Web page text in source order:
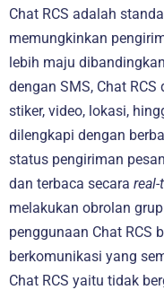
Chat RCS adalah
memungkinkan
lebih maju
dengan SMS, Chat
stiker, video, lokasi,
dilengkapi dengan
status pengiriman
dan terbaca secara
melakukan obrolan
penggunaan Chat RCS
berkomunikasi yang
Chat RCS yaitu tidak